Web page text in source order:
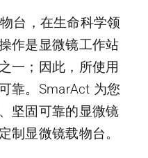
台，在生命科学领
作是显微镜工作站
一；因此，所使用
靠。SmarAct 为您
坚固可靠的显微镜
制显微镜载物台。